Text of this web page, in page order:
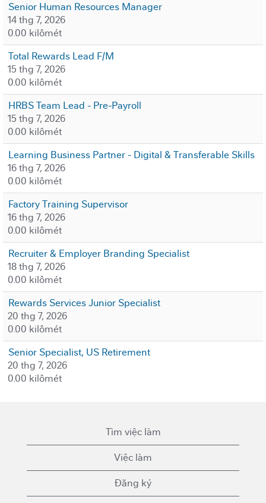
Senior Human Resources Manager
14 thg 7, 2026
0.00 kilômét
Total Rewards Lead F/M
15 thg 7, 2026
0.00 kilômét
HRBS Team Lead - Pre-Payroll
15 thg 7, 2026
0.00 kilômét
Learning Business Partner - Digital & Transferable Skills
16 thg 7, 2026
0.00 kilômét
Factory Training Supervisor
16 thg 7, 2026
0.00 kilômét
Recruiter & Employer Branding Specialist
18 thg 7, 2026
0.00 kilômét
Rewards Services Junior Specialist
20 thg 7, 2026
0.00 kilômét
Senior Specialist, US Retirement
20 thg 7, 2026
0.00 kilômét
Tìm việc làm
Việc làm
Đăng ký